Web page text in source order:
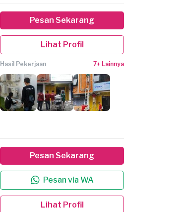
Pesan Sekarang
Lihat Profil
Hasil Pekerjaan 7+ Lainnya
Pesan Sekarang
Pesan via WA
Lihat Profil